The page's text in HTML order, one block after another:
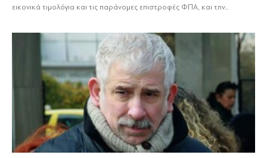
εικονικά τιμολόγια και τις παράνομες επιστροφές ΦΠΑ, και την...